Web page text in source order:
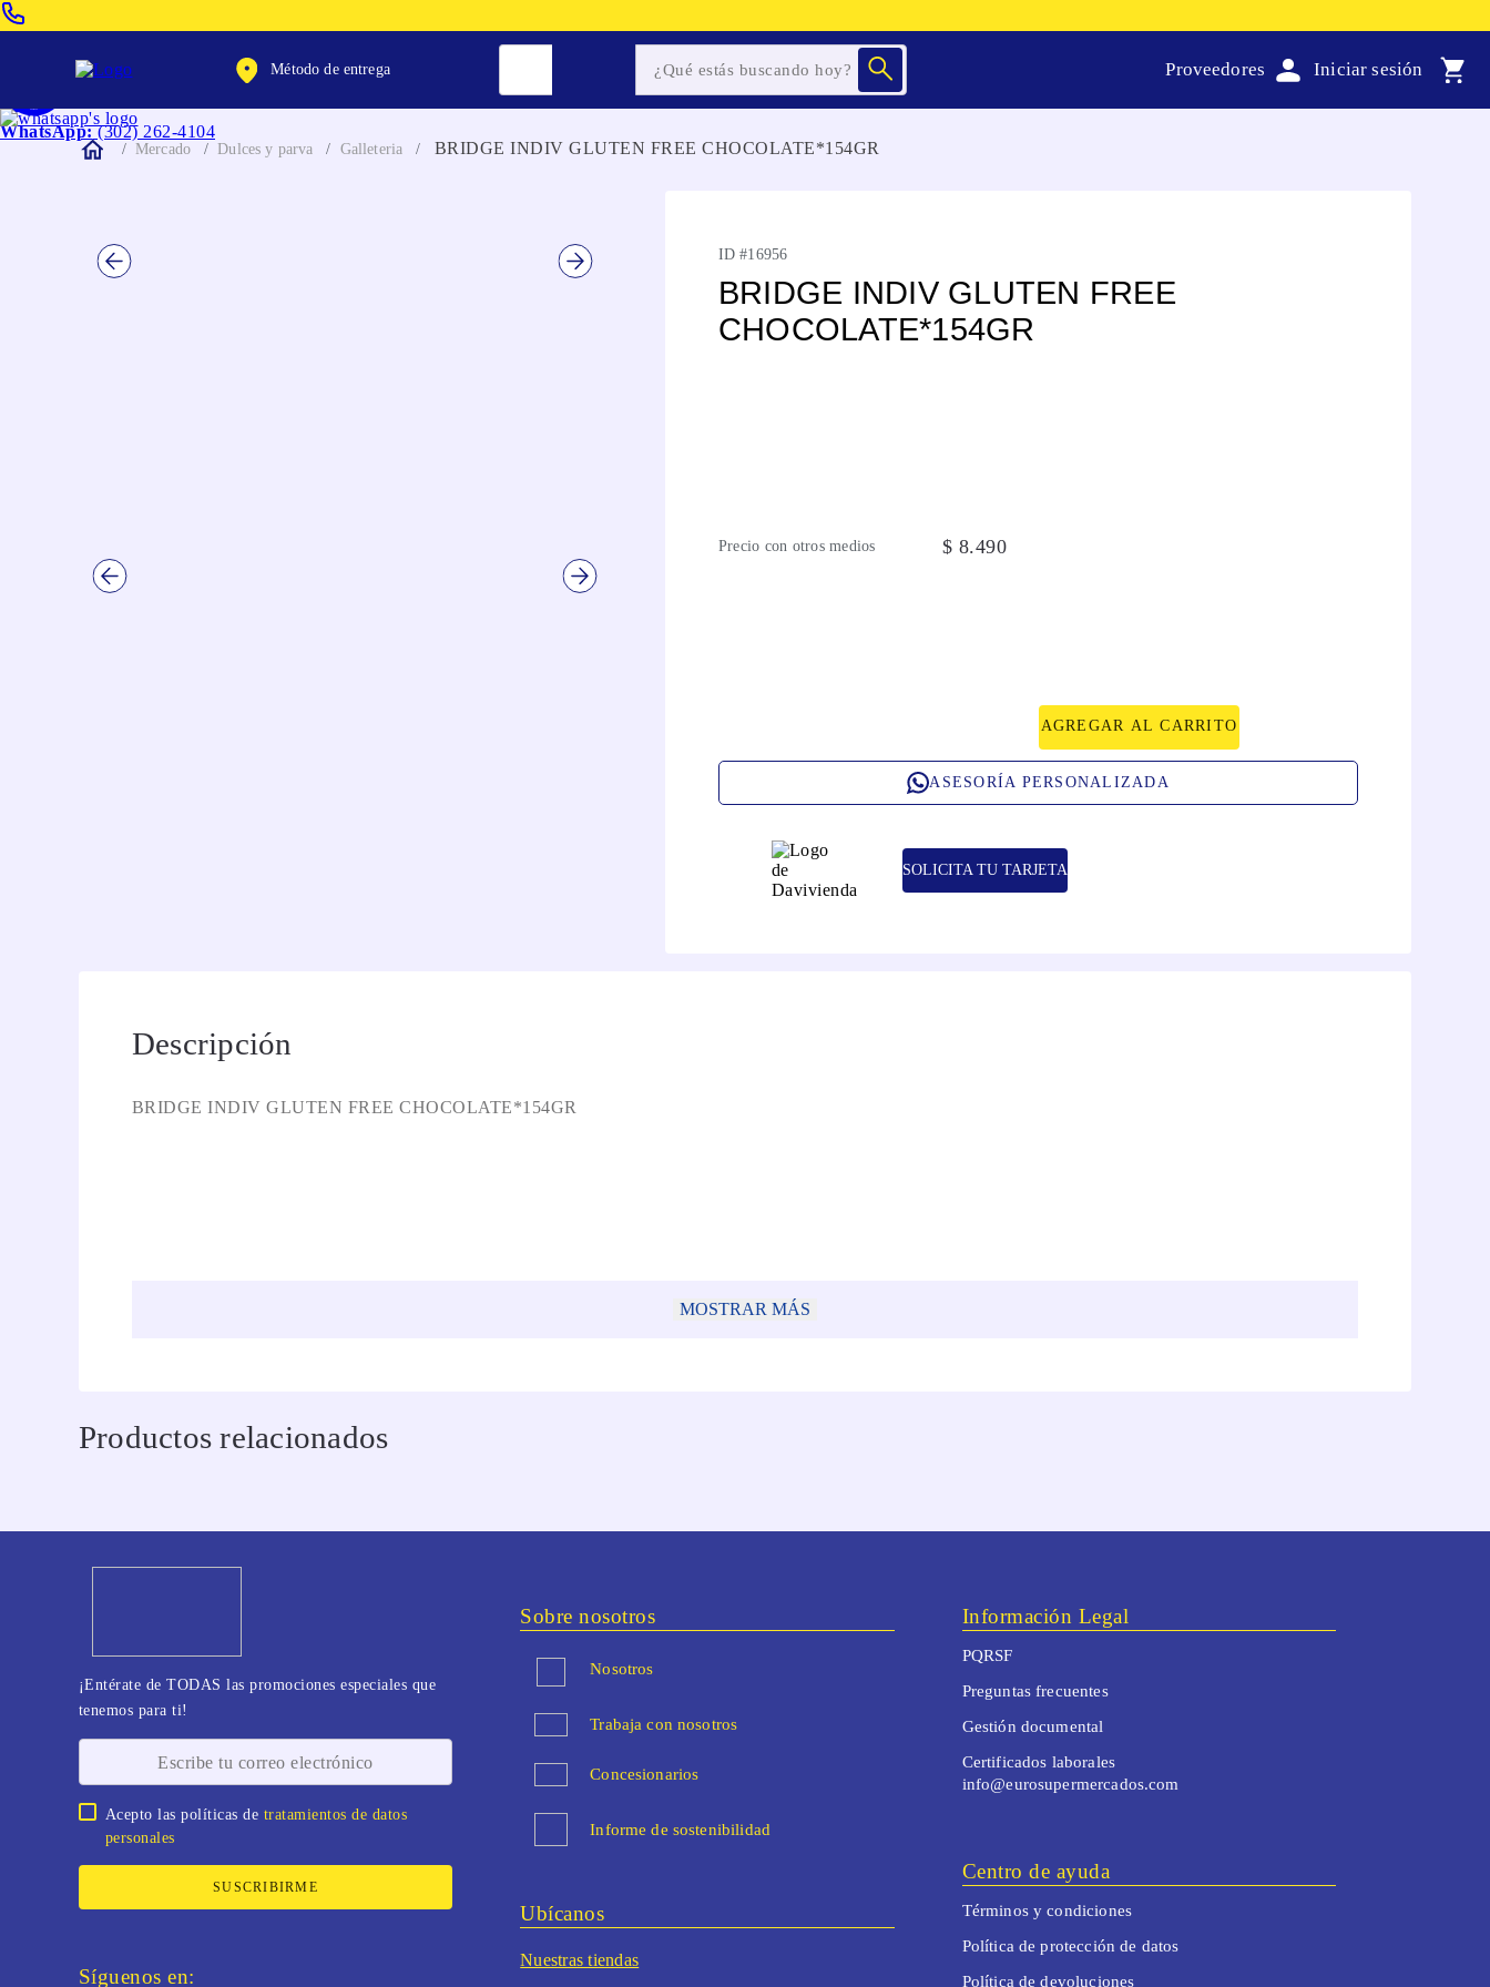
WhatsApp: (302) 262-4104
Método de entrega Proveedores
Mercado Dulces y parva Galleteria BRIDGE INDIV GLUTEN FREE CHOCOLATE*154GR
ID #16956
BRIDGE INDIV GLUTEN FREE
CHOCOLATE*154GR
Precio con otros medios $ 8.490
AGREGAR AL CARRITO
ASESORÍA PERSONALIZADA
SOLICITA TU TARJETA
Descripción
BRIDGE INDIV GLUTEN FREE CHOCOLATE*154GR
MOSTRAR MÁS
Productos relacionados
¡Entérate de TODAS las promociones especiales que
tenemos para ti!
Acepto las políticas de tratamientos de datos
personales
SUSCRIBIRME
Síguenos en:
Sobre nosotros
Nosotros
Trabaja con nosotros
Concesionarios
Informe de sostenibilidad
Ubícanos
Nuestras tiendas
Información Legal
PQRSF
Preguntas frecuentes
Gestión documental
Certificados laborales
info@eurosupermercados.com
Centro de ayuda
Términos y condiciones
Política de protección de datos
Política de devoluciones